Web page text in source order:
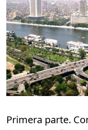
Primera parte.